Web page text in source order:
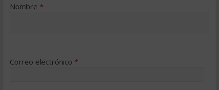
Nombre *
Correo electrónico *